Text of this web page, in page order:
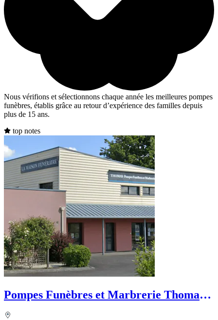
Nous vérifions et sélectionnons chaque année les meilleures pompes
funèbres, établis grâce au retour d’expérience des familles depuis
plus de 15 ans.
top notes
Pompes Funèbres et Marbrerie Thomas -